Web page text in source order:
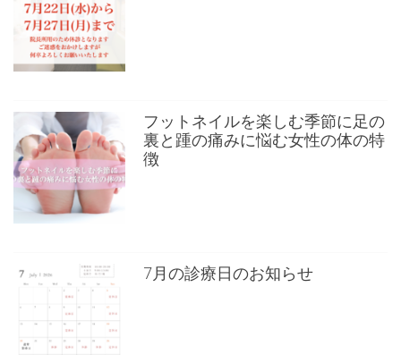
フットネイルを楽しむ季節に足の
裏と踵の痛みに悩む女性の体の特
徴
7月の診療日のお知らせ